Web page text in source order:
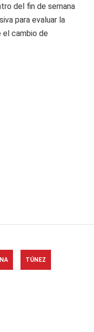
del fin de semana
para evaluar la
cambio de
TÚNEZ